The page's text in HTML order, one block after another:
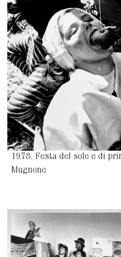
1978, Festa del sole e di
Mugnone